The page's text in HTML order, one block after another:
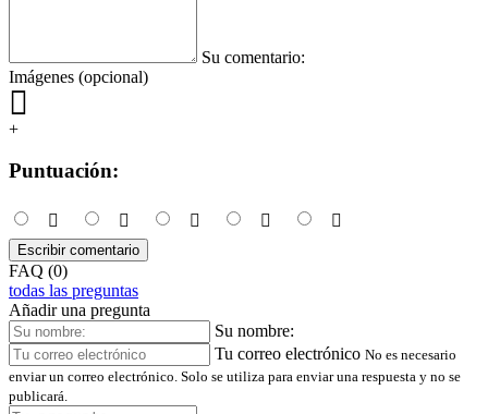
Su comentario:
Imágenes (opcional)
+
Puntuación:
Escribir comentario
FAQ (0)
todas las preguntas
Añadir una pregunta
Su nombre:
Tu correo electrónico No es necesario
enviar un correo electrónico. Solo se utiliza para enviar una respuesta y no se
publicará.